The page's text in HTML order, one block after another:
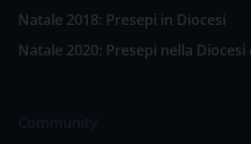
Natale 2018: Presepi in Diocesi
Natale 2020: Presepi nella Diocesi